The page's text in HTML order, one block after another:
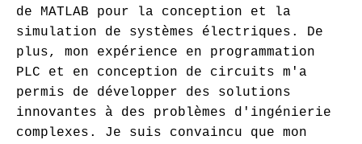
de MATLAB pour la conception et la
simulation de systèmes électriques. De
plus, mon expérience en programmation
PLC et en conception de circuits m'a
permis de développer des solutions
innovantes à des problèmes d'ingénierie
complexes. Je suis convaincu que mon